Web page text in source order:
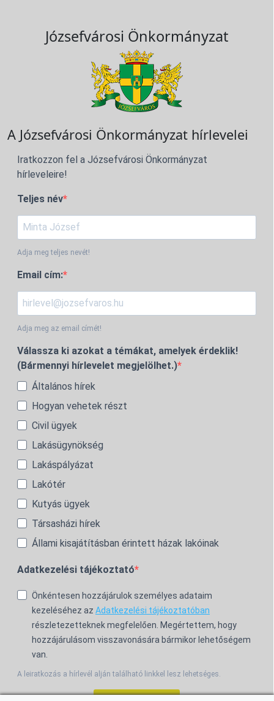
Józsefvárosi Önkormányzat
A Józsefvárosi Önkormányzat hírlevelei
Iratkozzon fel a Józsefvárosi Önkormányzat
hírleveleire!
Teljes név
Adja meg teljes nevét!
Email cím:
Adja meg az email címét!
Válassza ki azokat a témákat, amelyek érdeklik!
(Bármennyi hírlevelet megjelölhet.)
Általános hírek
Hogyan vehetek részt
Civil ügyek
Lakásügynökség
Lakáspályázat
Lakótér
Kutyás ügyek
Társasházi hírek
Állami kisajátításban érintett házak lakóinak
Adatkezelési tájékoztató
Önkéntesen hozzájárulok személyes adataim
kezeléséhez az Adatkezelési tájékoztatóban
részletezetteknek megfelelően. Megértettem, hogy
hozzájárulásom visszavonására bármikor lehetőségem
van.
A leiratkozás a hírlevél alján található linkkel lesz lehetséges.